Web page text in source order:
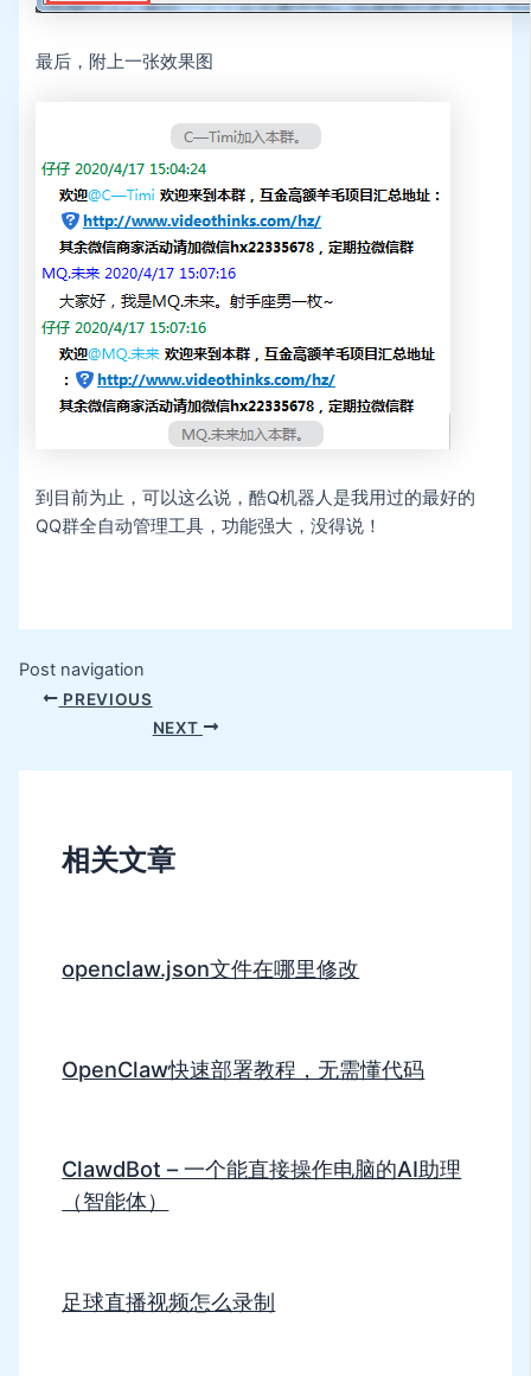
最后，附上一张效果图
到目前为止，可以这么说，酷Q机器人是我用过的最好的
QQ群全自动管理工具，功能强大，没得说！
Post navigation
PREVIOUS
NEXT
相关文章
openclaw.json文件在哪里修改
OpenClaw快速部署教程，无需懂代码
ClawdBot – 一个能直接操作电脑的AI助理
（智能体）
足球直播视频怎么录制